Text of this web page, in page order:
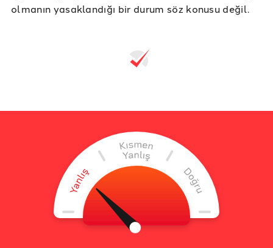
olmanın yasaklandığı bir durum söz konusu değil.